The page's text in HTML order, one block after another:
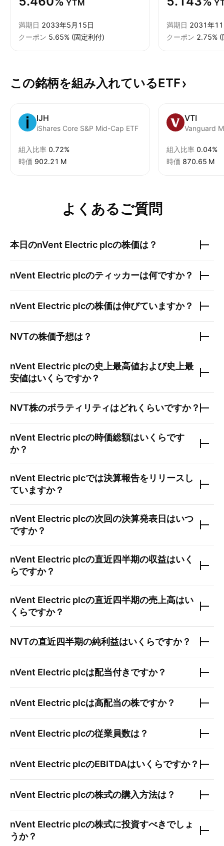
YTM
満期日 2033年5月15日
クーポン 5.65% (固定利付)
満期日 2031年
クーポン 2.75% (
この銘柄を組み入れているETF
IJH
iShares Core S&P Mid-Cap ETF
組入比率 0.72%
時価 ‪902.21 M‬
VTI
組入比率 0.04%
時価 ‪870.65 M‬
よくあるご質問
本日のnVent Electric plcの株価は？
nVent Electric plcのティッカーは何ですか？
nVent Electric plcの株価は伸びていますか？
NVTの株価予想は？
nVent Electric plcの史上最高値および史上最
安値はいくらですか？
NVT株のボラティリティはどれくらいですか？
nVent Electric plcの時価総額はいくらです
か？
nVent Electric plcでは決算報告をリリースし
ていますか？
nVent Electric plcの次回の決算発表日はいつ
ですか？
nVent Electric plcの直近四半期の収益はいく
らですか？
nVent Electric plcの直近四半期の売上高はい
くらですか？
NVTの直近四半期の純利益はいくらですか？
nVent Electric plcは配当付きですか？
nVent Electric plcは高配当の株ですか？
nVent Electric plcの従業員数は？
nVent Electric plcのEBITDAはいくらですか？
nVent Electric plcの株式の購入方法は？
nVent Electric plcの株式に投資すべきでしょ
うか？